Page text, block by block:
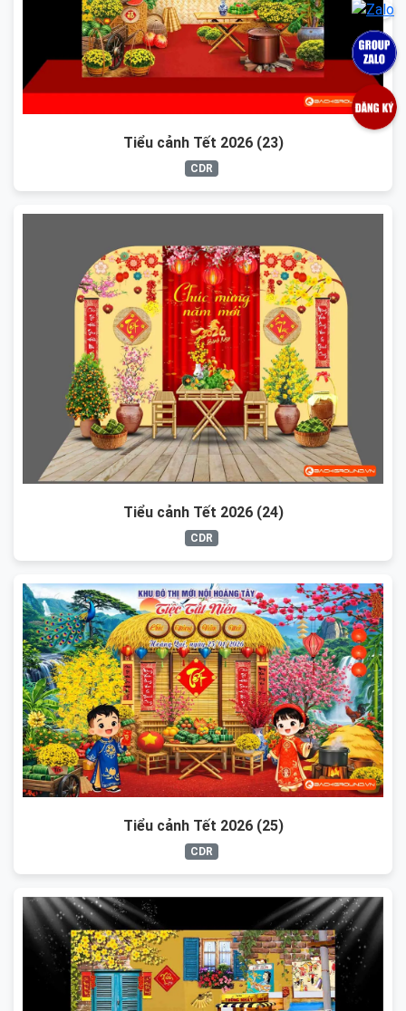
Tiểu cảnh Tết 2026 (23)
CDR
Tiểu cảnh Tết 2026 (24)
CDR
Tiểu cảnh Tết 2026 (25)
CDR